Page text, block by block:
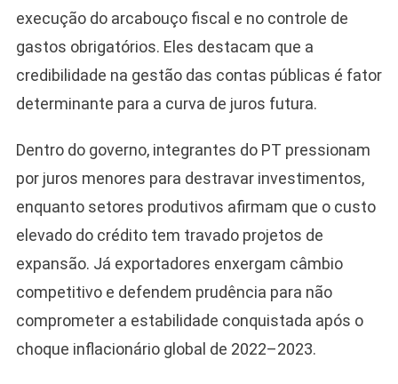
execução do arcabouço fiscal e no controle de
gastos obrigatórios. Eles destacam que a
credibilidade na gestão das contas públicas é fator
determinante para a curva de juros futura.
Dentro do governo, integrantes do PT pressionam
por juros menores para destravar investimentos,
enquanto setores produtivos afirmam que o custo
elevado do crédito tem travado projetos de
expansão. Já exportadores enxergam câmbio
competitivo e defendem prudência para não
comprometer a estabilidade conquistada após o
choque inflacionário global de 2022–2023.